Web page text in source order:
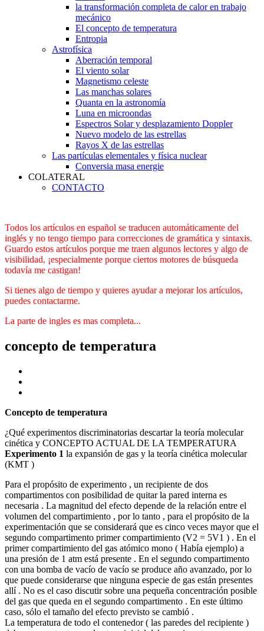
la transformación completa de calor en trabajo
mecánico
El concepto de temperatura
Entropia
Astrofísica
Aberración temporal
El viento solar
Magnetismo celeste
Las manchas solares
Quanta en la astronomía
Luna en microondas
Espectros Solar y desplazamiento Doppler
Nuevo modelo de las estrellas
Rayos X de las estrellas
Las partículas elementales y física nuclear
Conversia masa energie
COLATERAL
CONTACTO
Todos los artículos en español se traducen automáticamente del
inglés y no tengo tiempo para correcciones de gramática y sintaxis.
Guardo estos artículos porque me traen algunos lectores y algo de
visibilidad, ¡especialmente porque ciertos motores de búsqueda
todavía me castigan!
Si tienes algo de tiempo y quieres ayudar a mejorar los artículos,
puedes contactarme.
La parte de ingles es mas completa...
concepto de temperatura
Concepto de temperatura
¿Qué experimentos discriminatorias descartar la teoría molecular
cinética y CONCEPTO ACTUAL DE LA TEMPERATURA
Experimento 1 la expansión de gas y la teoría cinética molecular
(KMT )
Para el propósito de experimento , un recipiente de dos
compartimentos con posibilidad de quitar la pared interna es
necesaria . La magnitud del efecto depende de la relación entre el
volumen del compartimiento , por lo tanto , para el propósito de la
experimentación que se considerará que es cinco veces mayor que el
segundo compartimento primer compartimiento (V2 = 5V1 ) . En el
primer compartimiento del gas atómico mono ( Había ejemplo) a
una presión de 1 atm está presente . En el segundo compartimento
con una bomba de vacío de vacío se produce año avanzado, por lo
que puede considerarse que ninguna especie de gas están presentes
allí . No es el caso discutir sobre una pequeña concentración posible
del gas que queda en el segundo compartimento . En este último
caso, sólo el tamaño del efecto previsto se cambió .
La temperatura de todo el contenedor ( las paredes del recipiente )